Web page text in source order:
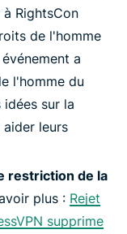
RightsCon
de l'homme
a
l'homme du
sur la
leurs
restriction de la
plus : Rejet
supprime